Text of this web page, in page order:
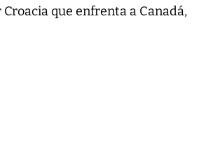
que enfrenta a Canadá,